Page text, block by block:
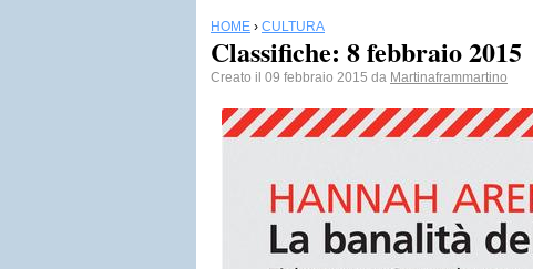
HOME › CULTURA
Classifiche: 8 febbraio 2015
Creato il 09 febbraio 2015 da Martinaframmartino